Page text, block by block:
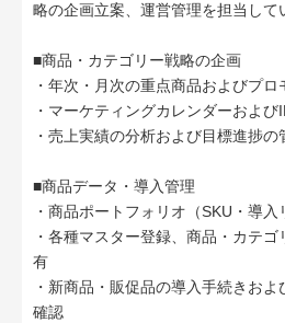
略の企画立案、運営管理を担当して
■商品・カテゴリー戦略の企画
・年次・月次の重点商品およびプ
・マーケティングカレンダーおよ
・売上実績の分析および目標進捗の
■商品データ・導入管理
・商品ポートフォリオ（SKU・導
・各種マスター登録、商品・カテ
有
・新商品・販促品の導入手続きお
確認